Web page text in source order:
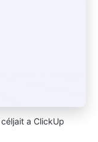
a ClickUp